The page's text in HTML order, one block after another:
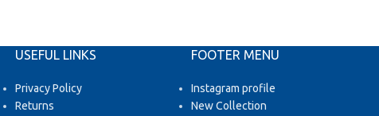
USEFUL LINKS
Privacy Policy
Returns
FOOTER MENU
Instagram profile
New Collection